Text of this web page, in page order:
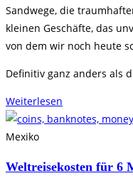
Sandwege, die
kleinen Geschäfte, das
von dem wir noch heute
Definitiv ganz anders als
Weiterlesen
Mexiko
Weltreisekosten für 6